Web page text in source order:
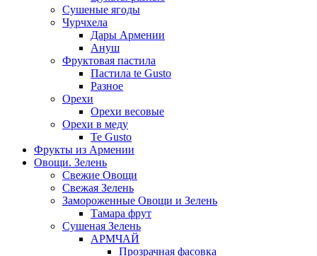
Сушеные ягоды
Чурчхела
Дары Армении
Ануш
Фруктовая пастила
Пастила te Gusto
Разное
Орехи
Орехи весовые
Орехи в меду
Te Gusto
Фрукты из Армении
Овощи. Зелень
Свежие Овощи
Свежая Зелень
Замороженные Овощи и Зелень
Тамара фрут
Сушеная Зелень
АРМЧАЙ
Прозрачная фасовка